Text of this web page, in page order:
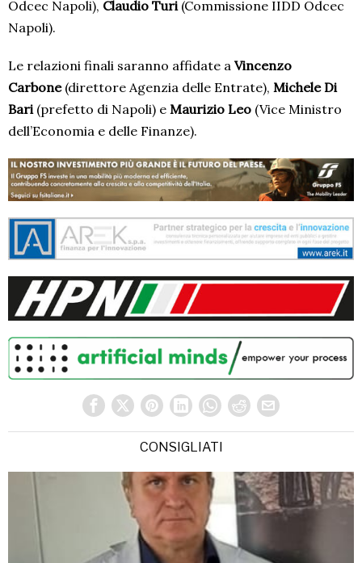
Odcec Napoli), Claudio Turi(Commissione IIDD Odcec
Napoli).
Le relazioni finali saranno affidate a Vincenzo
Carbone(direttore Agenzia delle Entrate), Michele Di
Bari(prefetto di Napoli) e Maurizio Leo (Vice Ministro
dell’Economia e delle Finanze).
CONSIGLIATI